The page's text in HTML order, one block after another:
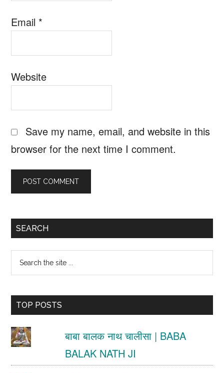
Email *
Website
Save my name, email, and website in this
browser for the next time I comment.
Primary
SEARCH
Search
the
site
...
TOP POSTS
बाबा बालक नाथ चालीसा | BABA
BALAK NATH JI